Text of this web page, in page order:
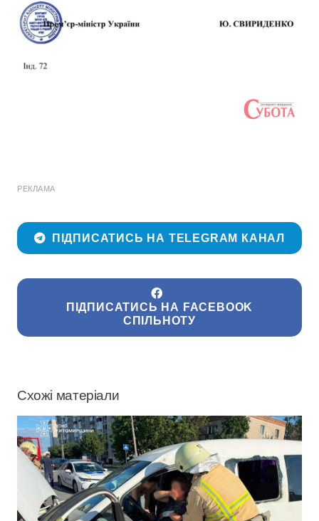
РЕКЛАМА
ПІДПИСАТИСЬ НА TELEGRAM КАНАЛ
ПІДПИСАТИСЬ НА FACEBOOK
СПІЛЬНОТУ
Схожі матеріали